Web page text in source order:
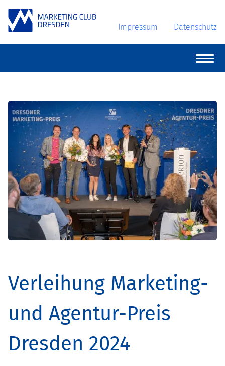
Impressum Datenschutz
Verleihung Marketing-
und Agentur-Preis
Dresden 2024